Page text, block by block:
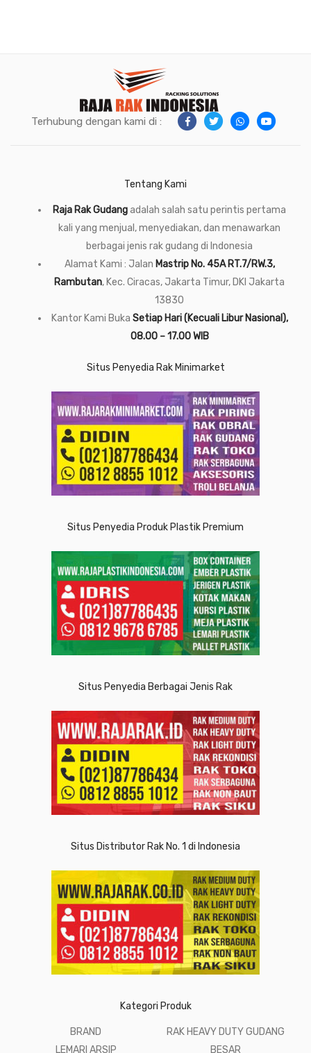
Terhubung dengan kami di :
Tentang Kami
Raja Rak Gudangadalah salah satu perintis pertama
kali yang menjual, menyediakan, dan menawarkan
berbagai jenis rak gudang di Indonesia
Alamat Kami : Jalan Mastrip No. 45A RT.7/RW.3,
Rambutan, Kec. Ciracas, Jakarta Timur, DKI Jakarta
13830
Kantor Kami Buka Setiap Hari (Kecuali Libur Nasional),
08.00 – 17.00 WIB
Situs Penyedia Rak Minimarket
Situs Penyedia Produk Plastik Premium
Situs Penyedia Berbagai Jenis Rak
Situs Distributor Rak No. 1 di Indonesia
Kategori Produk
BRAND
LEMARI ARSIP
RAK HEAVY DUTY GUDANG
BESAR